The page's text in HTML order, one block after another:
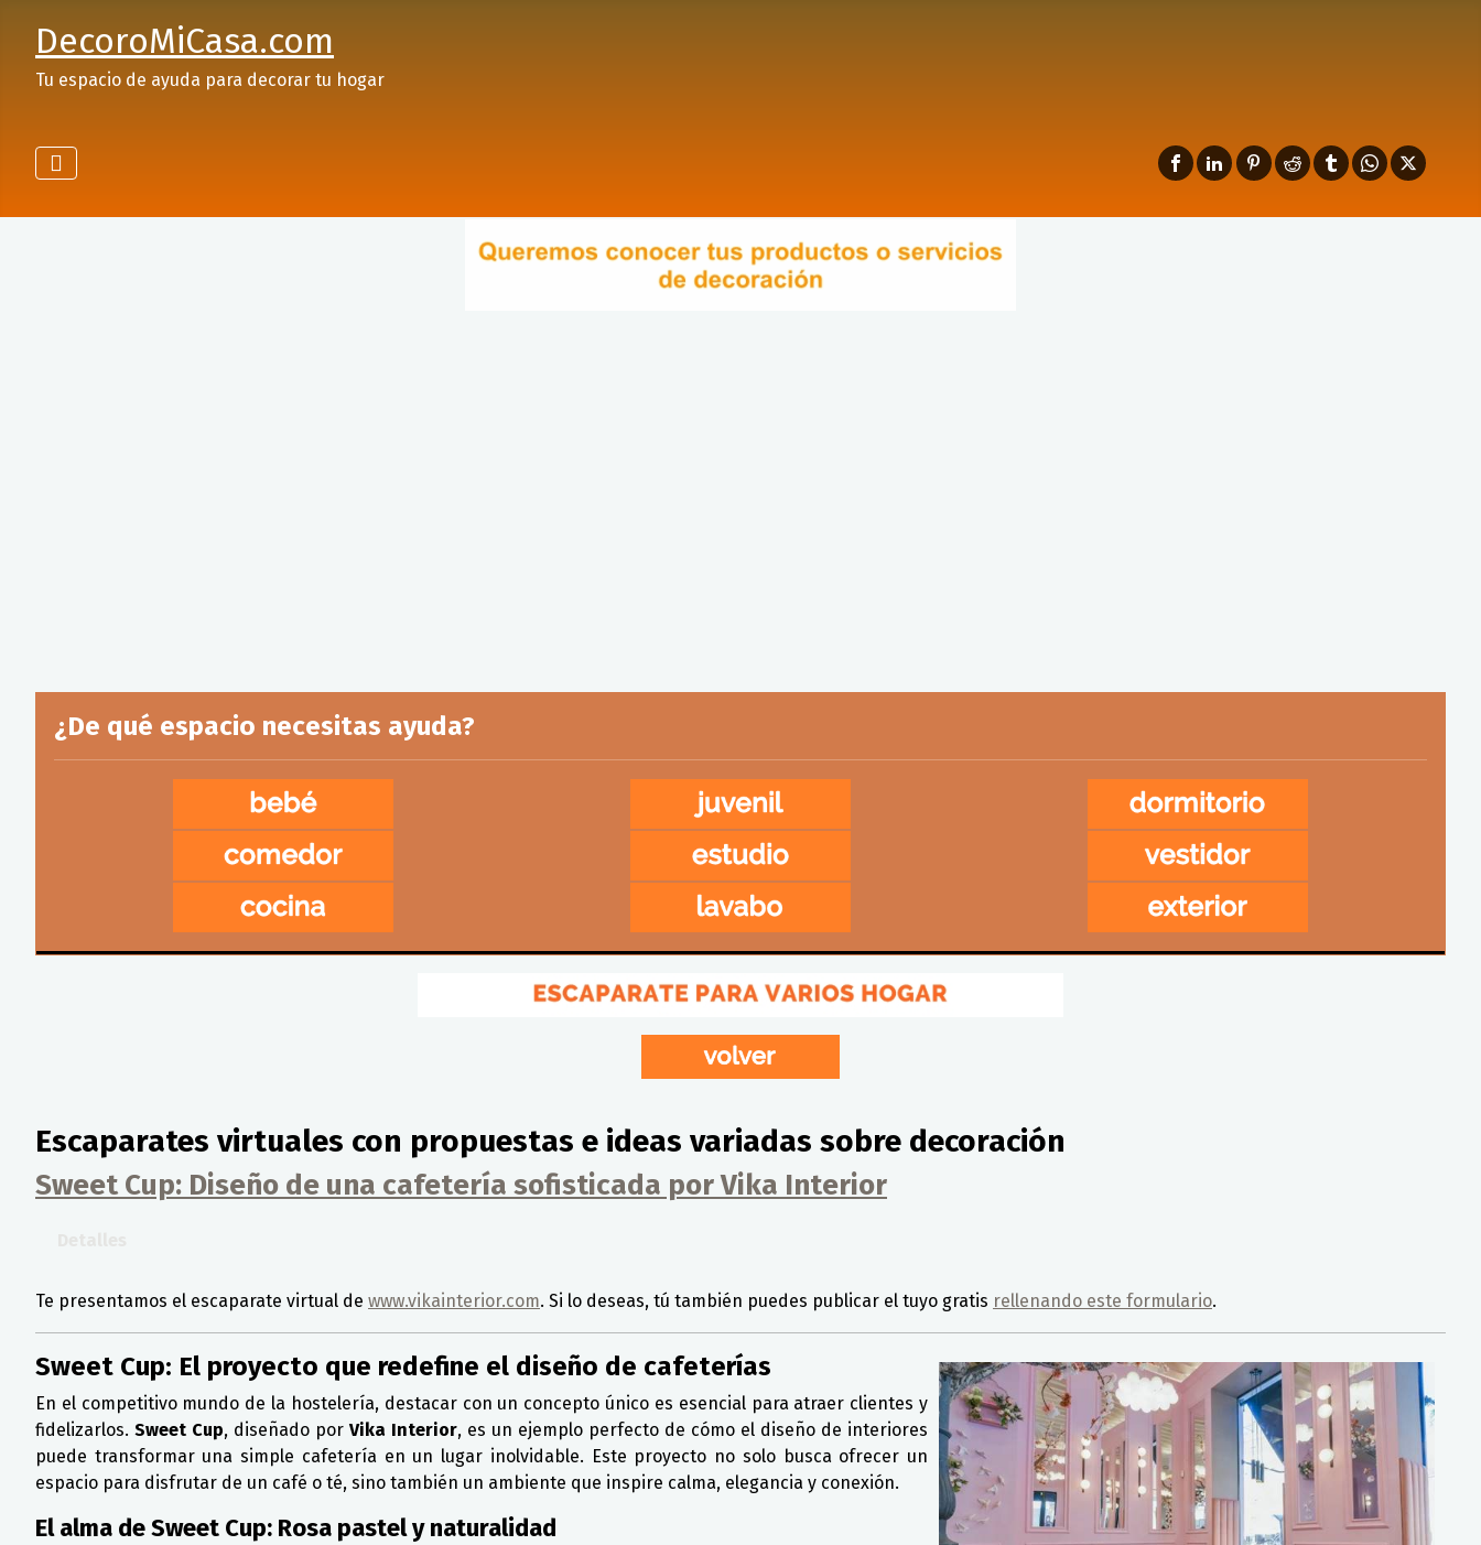
DecoroMiCasa.com
Tu espacio de ayuda para decorar tu hogar
¿De qué espacio necesitas ayuda?
Escaparates virtuales con propuestas e ideas variadas sobre decoración
Sweet Cup: Diseño de una cafetería sofisticada por Vika Interior
Te presentamos el escaparate virtual de www.vikainterior.com. Si lo deseas, tú también puedes publicar el tuyo gratis rellenando este formulario.
Sweet Cup: El proyecto que redefine el diseño de cafeterías
En el competitivo mundo de la hostelería, destacar con un concepto único es esencial para atraer clientes y
fidelizarlos. Sweet Cup, diseñado por Vika Interior, es un ejemplo perfecto de cómo el diseño de interiores
puede transformar una simple cafetería en un lugar inolvidable. Este proyecto no solo busca ofrecer un
espacio para disfrutar de un café o té, sino también un ambiente que inspire calma, elegancia y conexión.
El alma de Sweet Cup: Rosa pastel y naturalidad